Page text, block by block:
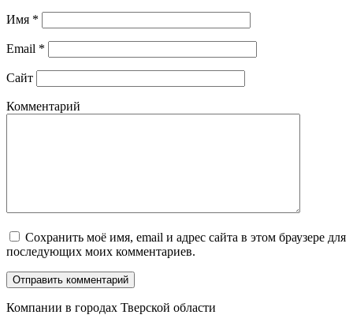
Имя *
Email *
Сайт
Комментарий
Сохранить моё имя, email и адрес сайта в этом браузере для
последующих моих комментариев.
Компании в городах Тверской области